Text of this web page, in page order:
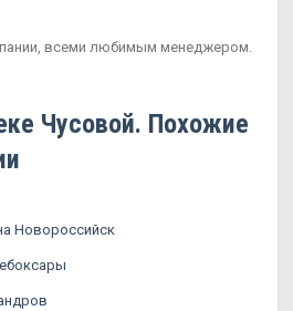
всеми любимым менеджером.
Чусовой. Похожие
Новороссийск